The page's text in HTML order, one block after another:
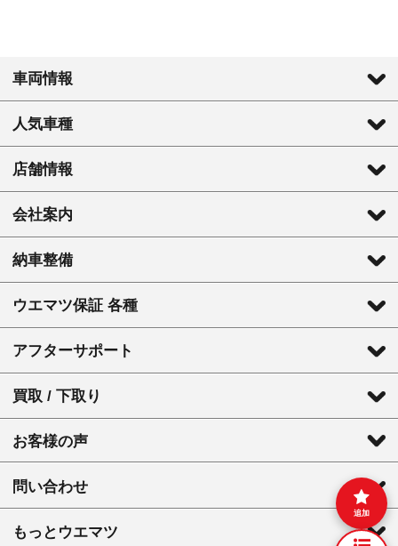
車両情報
人気車種
店舗情報
会社案内
納車整備
ウエマツ保証 各種
アフターサポート
買取 / 下取り
お客様の声
問い合わせ
もっとウエマツ
追加